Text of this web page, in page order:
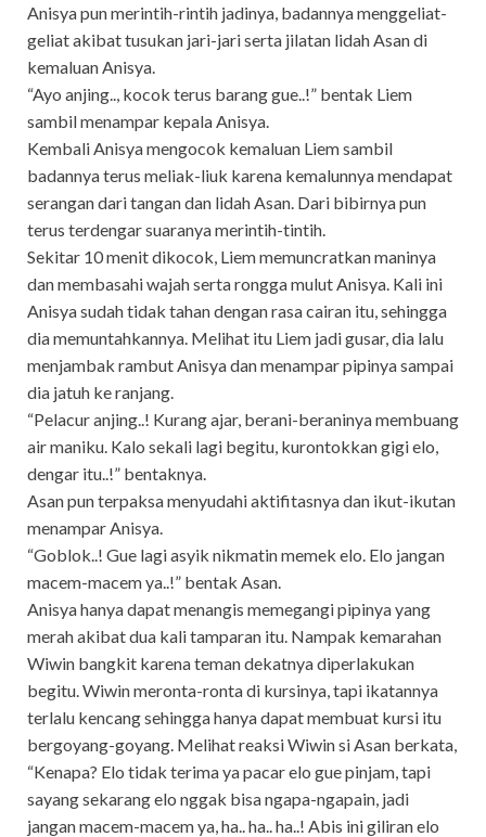
Anisya pun merintih-rintih jadinya, badannya menggeliat-
geliat akibat tusukan jari-jari serta jilatan lidah Asan di
kemaluan Anisya.
“Ayo anjing.., kocok terus barang gue..!” bentak Liem
sambil menampar kepala Anisya.
Kembali Anisya mengocok kemaluan Liem sambil
badannya terus meliak-liuk karena kemalunnya mendapat
serangan dari tangan dan lidah Asan. Dari bibirnya pun
terus terdengar suaranya merintih-tintih.
Sekitar 10 menit dikocok, Liem memuncratkan maninya
dan membasahi wajah serta rongga mulut Anisya. Kali ini
Anisya sudah tidak tahan dengan rasa cairan itu, sehingga
dia memuntahkannya. Melihat itu Liem jadi gusar, dia lalu
menjambak rambut Anisya dan menampar pipinya sampai
dia jatuh ke ranjang.
“Pelacur anjing..! Kurang ajar, berani-beraninya membuang
air maniku. Kalo sekali lagi begitu, kurontokkan gigi elo,
dengar itu..!” bentaknya.
Asan pun terpaksa menyudahi aktifitasnya dan ikut-ikutan
menampar Anisya.
“Goblok..! Gue lagi asyik nikmatin memek elo. Elo jangan
macem-macem ya..!” bentak Asan.
Anisya hanya dapat menangis memegangi pipinya yang
merah akibat dua kali tamparan itu. Nampak kemarahan
Wiwin bangkit karena teman dekatnya diperlakukan
begitu. Wiwin meronta-ronta di kursinya, tapi ikatannya
terlalu kencang sehingga hanya dapat membuat kursi itu
bergoyang-goyang. Melihat reaksi Wiwin si Asan berkata,
“Kenapa? Elo tidak terima ya pacar elo gue pinjam, tapi
sayang sekarang elo nggak bisa ngapa-ngapain, jadi
jangan macem-macem ya, ha.. ha.. ha..! Abis ini giliran elo